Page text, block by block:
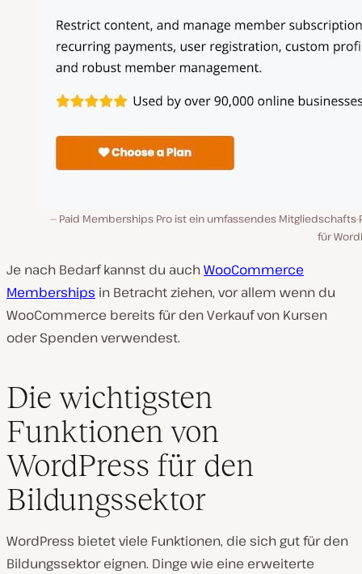
Paid Memberships Pro ist ein umfassendes Mitgliedschafts-
für
Je nach Bedarf kannst du auchWooCommerce
Memberships in Betracht ziehen, vor allem wenn du
WooCommerce bereits für den Verkauf von Kursen
oder Spenden verwendest.
Die wichtigsten
Funktionen von
WordPress für den
Bildungssektor
WordPress bietet viele Funktionen, die sich gut für den
Bildungssektor eignen. Dinge wie eine erweiterte